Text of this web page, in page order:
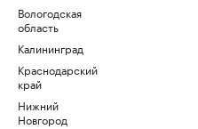
Вологодская
область
Калининград
Краснодарский
край
Нижний
Новгород